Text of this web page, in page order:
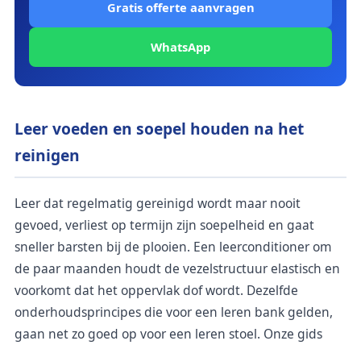
Gratis offerte aanvragen
WhatsApp
Leer voeden en soepel houden na het
reinigen
Leer dat regelmatig gereinigd wordt maar nooit
gevoed, verliest op termijn zijn soepelheid en gaat
sneller barsten bij de plooien. Een leerconditioner om
de paar maanden houdt de vezelstructuur elastisch en
voorkomt dat het oppervlak dof wordt. Dezelfde
onderhoudsprincipes die voor een leren bank gelden,
gaan net zo goed op voor een leren stoel. Onze gids